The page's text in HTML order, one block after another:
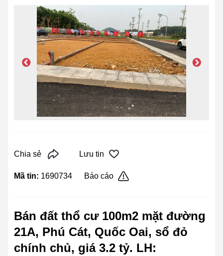
Chia sẻ Lưu tin
Mã tin: 1690734 Báo cáo
Bán đất thổ cư 100m2 mặt đường
21A, Phú Cát, Quốc Oai, sổ đỏ
chính chủ, giá 3.2 tỷ. LH: